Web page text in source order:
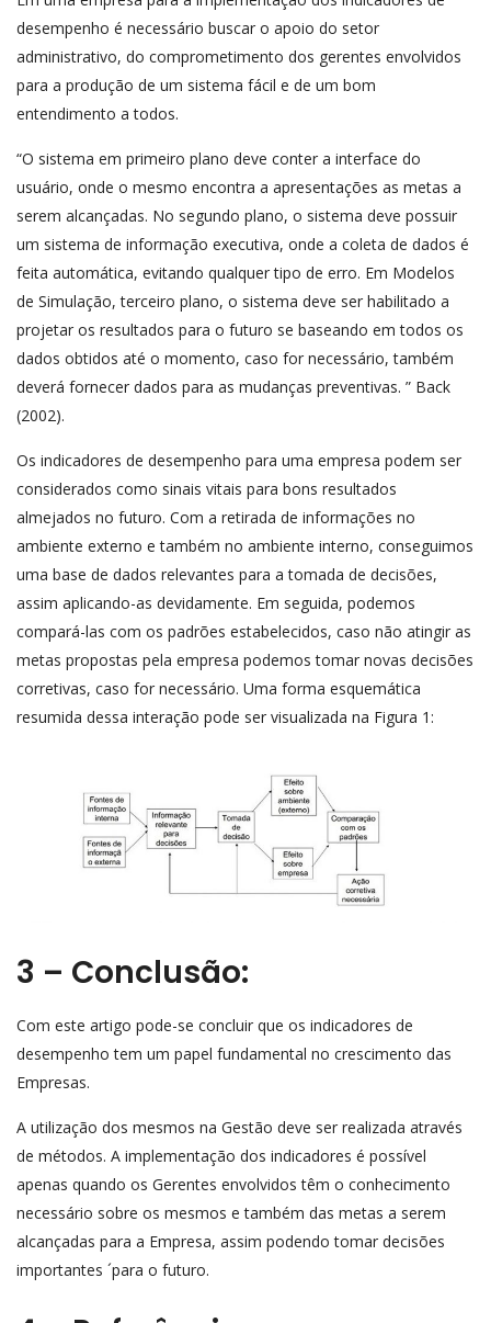
desempenho é necessário buscar o apoio do setor
administrativo, do comprometimento dos gerentes envolvidos
para a produção de um sistema fácil e de um bom
entendimento a todos.
“O sistema em primeiro plano deve conter a interface do
usuário, onde o mesmo encontra a apresentações as metas a
serem alcançadas. No segundo plano, o sistema deve possuir
um sistema de informação executiva, onde a coleta de dados é
feita automática, evitando qualquer tipo de erro. Em Modelos
de Simulação, terceiro plano, o sistema deve ser habilitado a
projetar os resultados para o futuro se baseando em todos os
dados obtidos até o momento, caso for necessário, também
deverá fornecer dados para as mudanças preventivas. ” Back
(2002).
Os indicadores de desempenho para uma empresa podem ser
considerados como sinais vitais para bons resultados
almejados no futuro. Com a retirada de informações no
ambiente externo e também no ambiente interno, conseguimos
uma base de dados relevantes para a tomada de decisões,
assim aplicando-as devidamente. Em seguida, podemos
compará-las com os padrões estabelecidos, caso não atingir as
metas propostas pela empresa podemos tomar novas decisões
corretivas, caso for necessário. Uma forma esquemática
resumida dessa interação pode ser visualizada na Figura 1:
3 – Conclusão:
Com este artigo pode-se concluir que os indicadores de
desempenho tem um papel fundamental no crescimento das
Empresas.
A utilização dos mesmos na Gestão deve ser realizada através
de métodos. A implementação dos indicadores é possível
apenas quando os Gerentes envolvidos têm o conhecimento
necessário sobre os mesmos e também das metas a serem
alcançadas para a Empresa, assim podendo tomar decisões
importantes ´para o futuro.